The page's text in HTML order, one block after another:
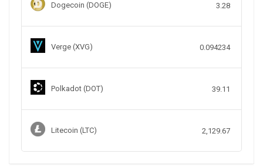
Dogecoin (DOGE) 3.28
Verge (XVG) 0.094234
Polkadot (DOT) 39.11
Litecoin (LTC) 2,129.67